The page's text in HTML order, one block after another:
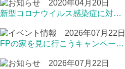
2020年04月20日
新型コロナウイルス感染症に対…
2026年07月22日
FPの家を見に行こうキャンペー…
2026年07月22日